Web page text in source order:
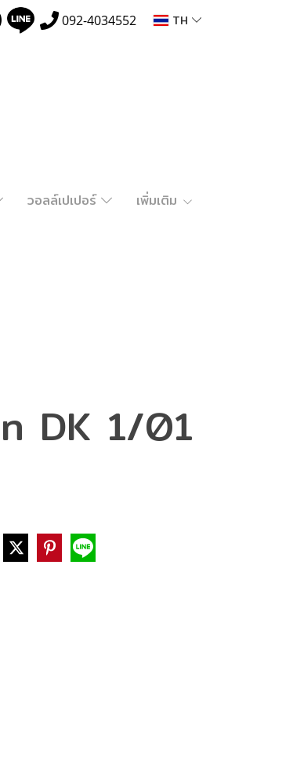
092-4034552 TH
วอลล์เปเปอร์ เพิ่มเติม
DK 1/01